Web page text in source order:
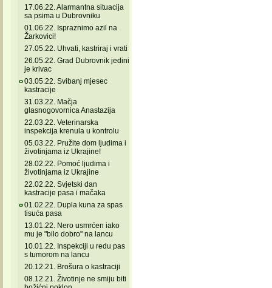
17.06.22. Alarmantna situacija
sa psima u Dubrovniku
01.06.22. Ispraznimo azil na
Žarkovici!
27.05.22. Uhvati, kastriraj i vrati
26.05.22. Grad Dubrovnik jedini
je krivac
03.05.22. Svibanj mjesec
kastracije
31.03.22. Mačja
glasnogovornica Anastazija
22.03.22. Veterinarska
inspekcija krenula u kontrolu
05.03.22. Pružite dom ljudima i
životinjama iz Ukrajine!
28.02.22. Pomoć ljudima i
životinjama iz Ukrajine
22.02.22. Svjetski dan
kastracije pasa i mačaka
01.02.22. Dupla kuna za spas
tisuća pasa
13.01.22. Nero usmrćen iako
mu je "bilo dobro" na lancu
10.01.22. Inspekciji u redu pas
s tumorom na lancu
20.12.21. Brošura o kastraciji
08.12.21. Životinje ne smiju biti